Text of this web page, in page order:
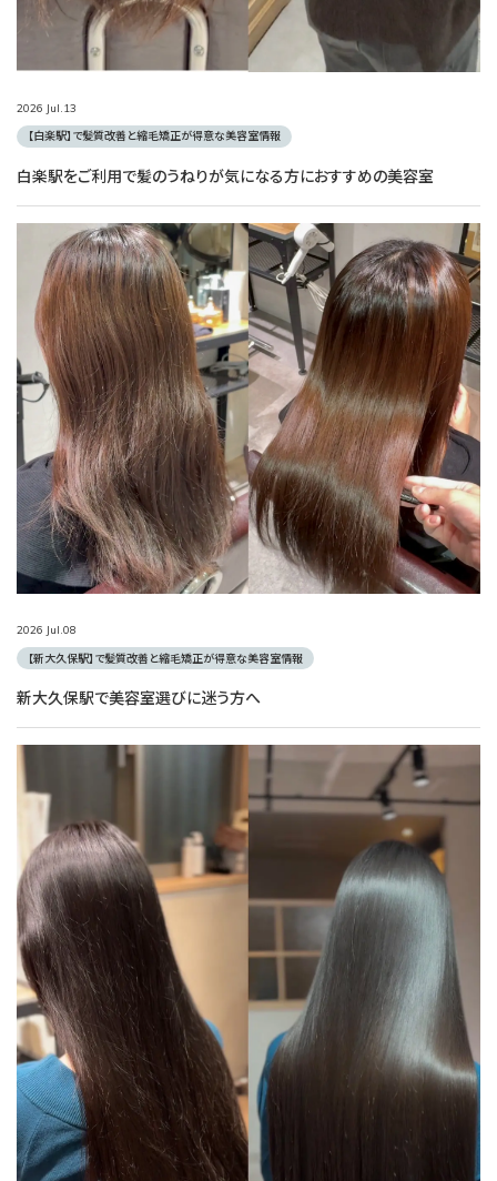
2026 Jul.13
【白楽駅】で髪質改善と縮毛矯正が得意な美容室情報
白楽駅をご利用で髪のうねりが気になる方におすすめの美容室
2026 Jul.08
【新大久保駅】で髪質改善と縮毛矯正が得意な美容室情報
新大久保駅で美容室選びに迷う方へ